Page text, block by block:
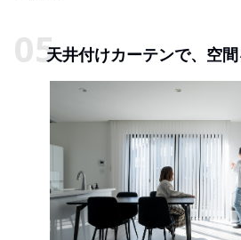
天井付けカーテンで、空